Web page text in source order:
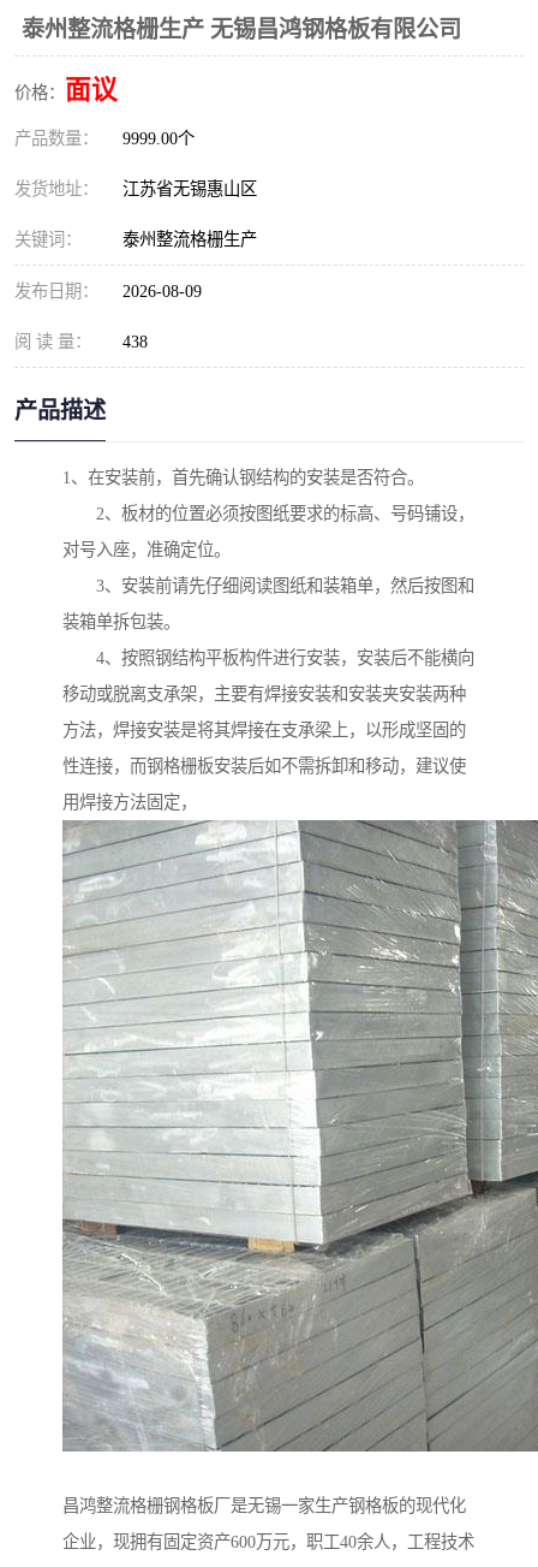
泰州整流格栅生产 无锡昌鸿钢格板有限公司
价格： 面议
产品数量： 9999.00个
发货地址： 江苏省无锡惠山区
关键词： 泰州整流格栅生产
发布日期： 2026-08-09
阅 读 量： 438
产品描述
1、在安装前，首先确认钢结构的安装是否符合。
2、板材的位置必须按图纸要求的标高、号码铺设，
对号入座，准确定位。
3、安装前请先仔细阅读图纸和装箱单，然后按图和
装箱单拆包装。
4、按照钢结构平板构件进行安装，安装后不能横向
移动或脱离支承架，主要有焊接安装和安装夹安装两种
方法，焊接安装是将其焊接在支承梁上，以形成坚固的
性连接，而钢格栅板安装后如不需拆卸和移动，建议使
用焊接方法固定，
昌鸿整流格栅钢格板厂是无锡一家生产钢格板的现代化
企业，现拥有固定资产600万元，职工40余人，工程技术